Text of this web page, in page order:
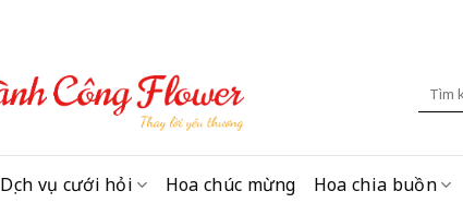
Tìm
Dịch vụ cưới hỏi Hoa chúc mừng Hoa chia buồn